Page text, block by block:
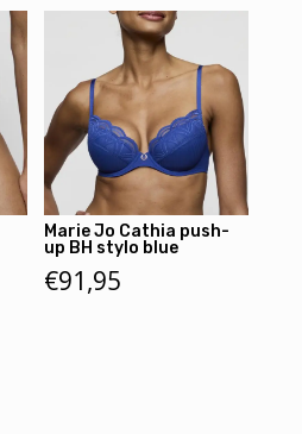
Marie Jo Cathia push-
up BH stylo blue
€91,95